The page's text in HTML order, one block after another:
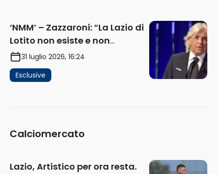
‘NMM’ – Zazzaroni: “La Lazio di
Lotito non esiste e non
funziona più. E’ ora di lasciare,
ma lui non ascolta. Pignataro?
Ho verificato…” (AUDIO)
31 luglio 2026, 16:24
Esclusive
Calciomercato
Lazio, Artistico per ora resta.